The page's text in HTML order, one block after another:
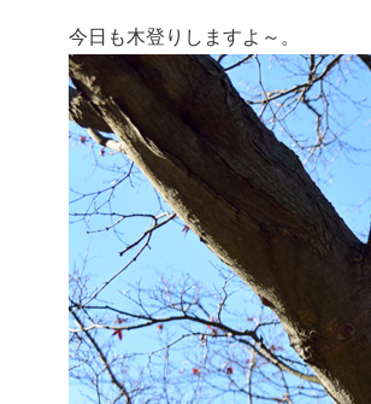
今日も木登りしますよ～。